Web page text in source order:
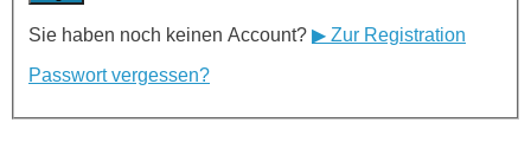
Sie haben noch keinen Account? ▶ Zur Registration
Passwort vergessen?